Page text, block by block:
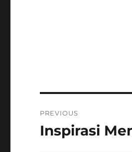
navigation
PREVIOUS
Previous
Inspirasi